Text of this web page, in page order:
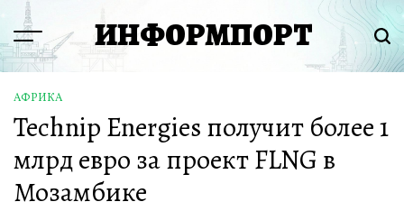
Перейти
содержимому
Menu ИНФОРМПОРТ
ОПУБЛИКОВАНО
В
АФРИКА
Technip Energies получит более 1
млрд евро за проект FLNG в
Мозамбике